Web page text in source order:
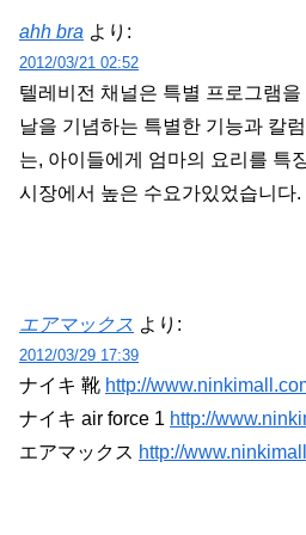
ahh bra より:
2012/03/21 02:52
텔레비전 채널은 특별 프로그램
날을 기념하는 특별한 기능과 칼
는, 아이들에게 엄마의 요리를 특
시장에서 높은 수요가있었습니다.
エアマックス より:
2012/03/29 17:39
ナイキ 靴 http://
ナイキ air force 1 http://
エアマックス http://